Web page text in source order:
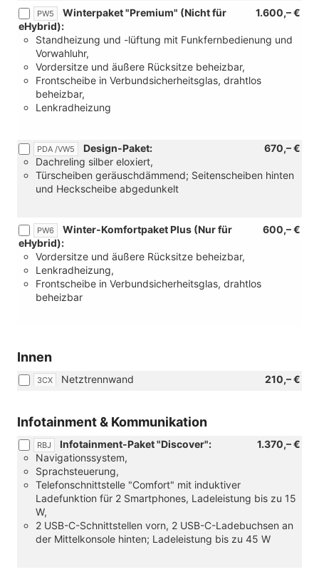
PW5 1.600,– €
Winterpaket "Premium" (Nicht für
eHybrid):
Standheizung und -lüftung mit Funkfernbedienung und
Vorwahluhr,
Vordersitze und äußere Rücksitze beheizbar,
Frontscheibe in Verbundsicherheitsglas, drahtlos
beheizbar,
Lenkradheizung
PDA /VW5 670,– €
Design-Paket:
Dachreling silber eloxiert,
Türscheiben geräuschdämmend; Seitenscheiben hinten
und Heckscheibe abgedunkelt
PW6 600,– €
Winter-Komfortpaket Plus (Nur für
eHybrid):
Vordersitze und äußere Rücksitze beheizbar,
Lenkradheizung,
Frontscheibe in Verbundsicherheitsglas, drahtlos
beheizbar
Innen
3CX 210,– €
Netztrennwand
Infotainment & Kommunikation
RBJ 1.370,– €
Infotainment-Paket "Discover":
Navigationssystem,
Sprachsteuerung,
Telefonschnittstelle "Comfort" mit induktiver
Ladefunktion für 2 Smartphones, Ladeleistung bis zu 15
W,
2 USB-C-Schnittstellen vorn, 2 USB-C-Ladebuchsen an
der Mittelkonsole hinten; Ladeleistung bis zu 45 W